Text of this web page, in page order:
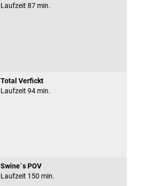
Laufzeit 87 min.
Total Verfickt
Laufzeit 94 min.
Swine`s POV
Laufzeit 150 min.